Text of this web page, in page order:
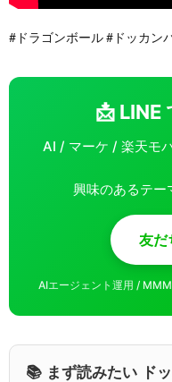
#ドラゴンボール #ドッカン
📩 LINE
AI / マーケ / 楽天モ
興味のあるテー
友だ
AIエージェント運用 /
📚 まず読みたい ド